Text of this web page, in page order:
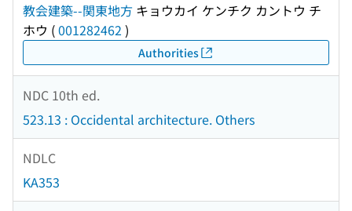
教会建築--関東地方 キョウカイ ケンチク カントウ チ
ホウ (001282462 )
Authorities
NDC 10th ed.
523.13 : Occidental architecture. Others
NDLC
KA353